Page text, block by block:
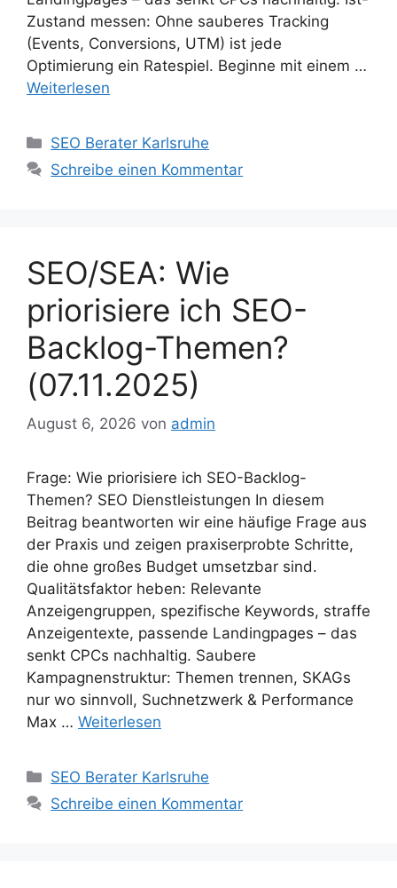
Zustand messen: Ohne sauberes Tracking
(Events, Conversions, UTM) ist jede
Optimierung ein Ratespiel. Beginne mit einem …
Weiterlesen
Kategorien
SEO Berater Karlsruhe
Schreibe einen Kommentar
SEO/SEA: Wie
priorisiere ich SEO-
Backlog-Themen?
(07.11.2025)
August 6, 2026 von admin
Frage: Wie priorisiere ich SEO-Backlog-
Themen? SEO Dienstleistungen In diesem
Beitrag beantworten wir eine häufige Frage aus
der Praxis und zeigen praxiserprobte Schritte,
die ohne großes Budget umsetzbar sind.
Qualitätsfaktor heben: Relevante
Anzeigengruppen, spezifische Keywords, straffe
Anzeigentexte, passende Landingpages – das
senkt CPCs nachhaltig. Saubere
Kampagnenstruktur: Themen trennen, SKAGs
nur wo sinnvoll, Suchnetzwerk & Performance
Max … Weiterlesen
Kategorien
SEO Berater Karlsruhe
Schreibe einen Kommentar